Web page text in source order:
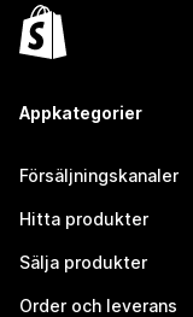
Appkategorier
Försäljningskanaler
Hitta produkter
Sälja produkter
Order och leverans